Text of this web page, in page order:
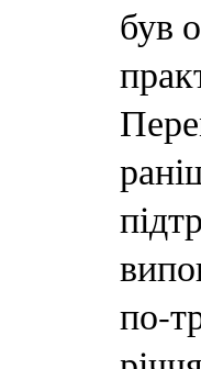
був
по-